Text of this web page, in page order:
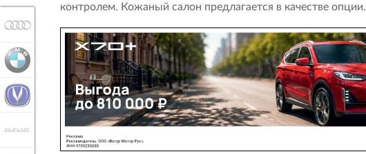
контролем. Кожаный салон предлагается в качестве опции.
CHANGAN
HAVAL